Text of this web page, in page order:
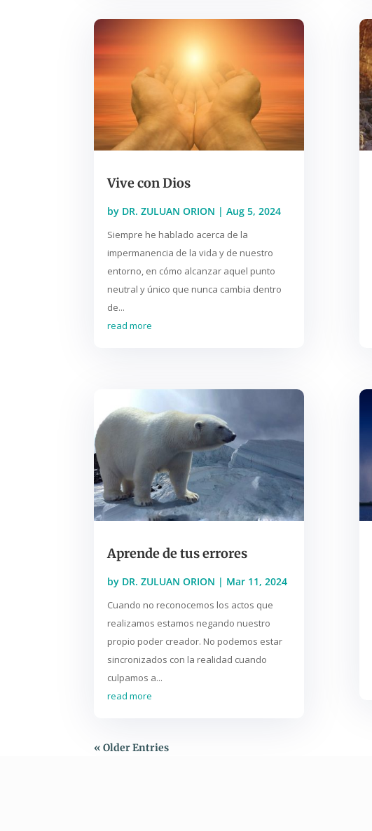
Vive con Dios
by DR. ZULUAN ORION |Aug 5, 2024
Siempre he hablado acerca de la
impermanencia de la vida y de nuestro
entorno, en cómo alcanzar aquel punto
neutral y único que nunca cambia dentro
de...
read more
Aprende de tus errores
by DR. ZULUAN ORION | Mar 11, 2024
Cuando no reconocemos los actos que
realizamos estamos negando nuestro
propio poder creador. No podemos estar
sincronizados con la realidad cuando
culpamos a...
read more
« Older Entries